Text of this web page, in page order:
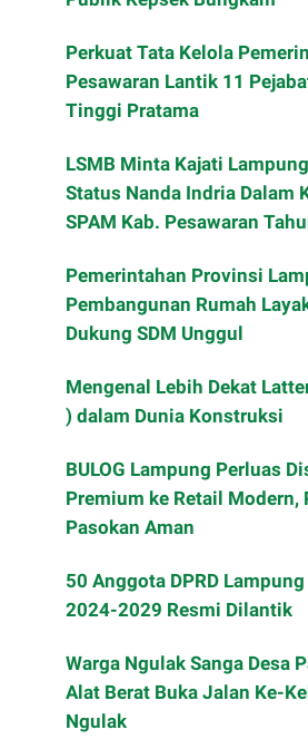
Perkuat Tata Kelola
Pesawaran Lantik 11
Tinggi Pratama
LSMB Minta Kajati
Status Nanda Indria Dalam
SPAM Kab. Pesawaran
Pemerintahan Provinsi
Pembangunan Rumah
Dukung SDM Unggul
Mengenal Lebih Dekat
) dalam Dunia Konstruksi
BULOG Lampung Perluas
Premium ke Retail Modern,
Pasokan Aman
50 Anggota DPRD
2024-2029 Resmi Dilantik
Warga Ngulak Sanga Desa
Alat Berat Buka Jalan Ke-
Ngulak